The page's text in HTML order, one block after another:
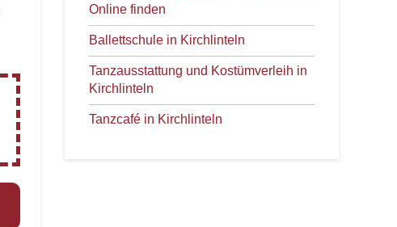
Online finden
Ballettschule in Kirchlinteln
Tanzausstattung und Kostümverleih in
Kirchlinteln
Tanzcafé in Kirchlinteln